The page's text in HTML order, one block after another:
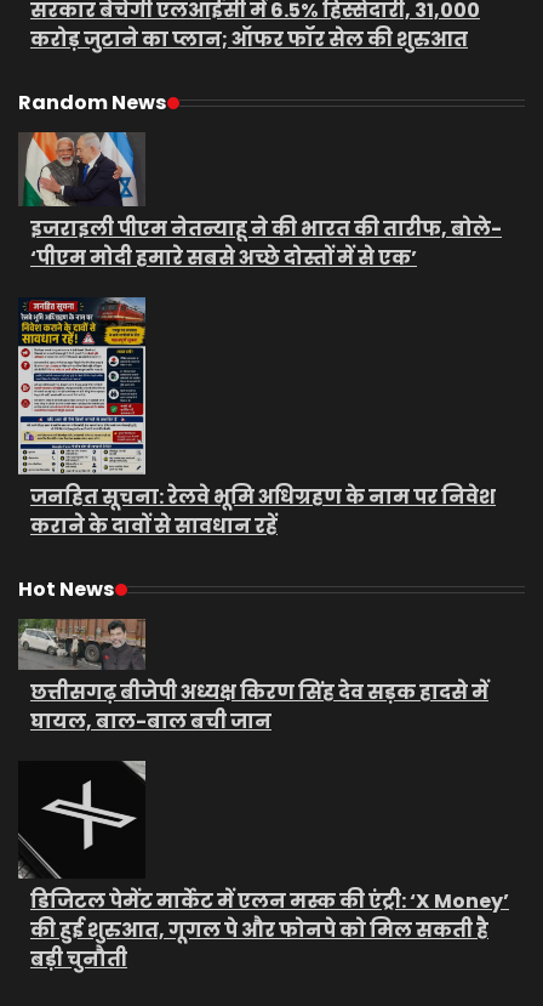
सरकार बेचेगी एलआईसी में 6.5% हिस्सेदारी, 31,000
करोड़ जुटाने का प्लान; ऑफर फॉर सेल की शुरुआत
Random News
इजराइली पीएम नेतन्याहू ने की भारत की तारीफ, बोले-
‘पीएम मोदी हमारे सबसे अच्छे दोस्तों में से एक’
जनहित सूचना: रेलवे भूमि अधिग्रहण के नाम पर निवेश
कराने के दावों से सावधान रहें
Hot News
छत्तीसगढ़ बीजेपी अध्यक्ष किरण सिंह देव सड़क हादसे में
घायल, बाल-बाल बची जान
डिजिटल पेमेंट मार्केट में एलन मस्क की एंट्री: ‘X Money’
की हुई शुरुआत, गूगल पे और फोनपे को मिल सकती है
बड़ी चुनौती